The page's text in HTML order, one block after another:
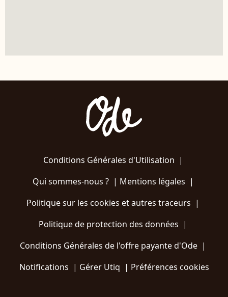
Conditions Générales d'Utilisation |
Qui sommes-nous ?| Mentions légales |
Politique sur les cookies et autres traceurs |
Politique de protection des données |
Conditions Générales de l'offre payante d'Ode |
Notifications | Gérer Utiq | Préférences cookies